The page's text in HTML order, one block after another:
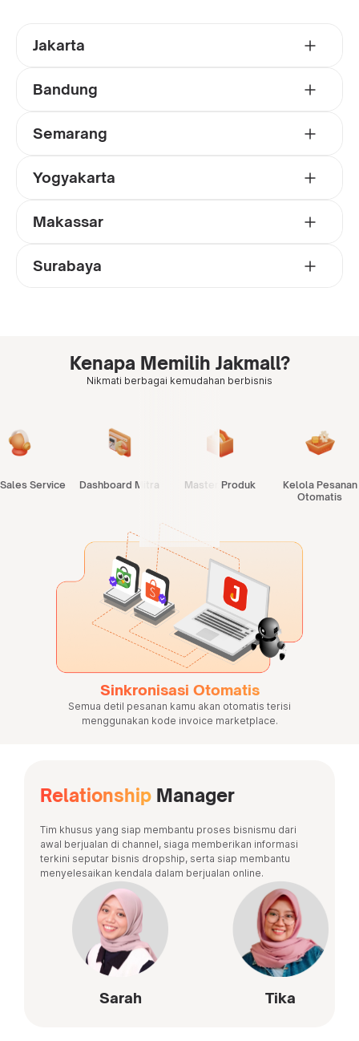
Jakarta
Bandung
Semarang
Yogyakarta
Makassar
Surabaya
Kenapa Memilih Jakmall?
Nikmati berbagai kemudahan berbisnis
Service Dashboard Mitra Master Produk
Kelola Pesanan
Otomatis
Sinkronisasi Otomatis
Semua detil pesanan kamu akan otomatis terisi
menggunakan kode invoice marketplace.
Relationship Manager
Tim khusus yang siap membantu proses bisnismu dari
awal berjualan di channel, siaga memberikan informasi
terkini seputar bisnis dropship, serta siap membantu
menyelesaikan kendala dalam berjualan online.
Sarah Tika